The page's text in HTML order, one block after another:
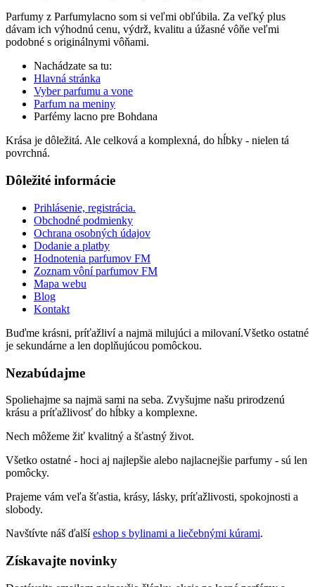
Parfumy z Parfumylacno som si veľmi obľúbila. Za veľký plus
dávam ich výhodnú cenu, výdrž, kvalitu a úžasné vôňe veľmi
podobné s originálnymi vôňami.
Nachádzate sa tu:
Hlavná stránka
Vyber parfumu a vone
Parfum na meniny
Parfémy lacno pre Bohdana
Krása je dôležitá. Ale celková a komplexná, do hĺbky - nielen tá
povrchná.
Dôležité informácie
Prihlásenie, registrácia.
Obchodné podmienky
Ochrana osobných údajov
Dodanie a platby
Hodnotenia parfumov FM
Zoznam vôní parfumov FM
Mapa webu
Blog
Kontakt
Buďme krásni, príťažliví a najmä milujúci a milovaní.Všetko ostatné
je sekundárne a len doplňujúcou pomôckou.
Nezabúdajme
Spoliehajme sa najmä sami na seba. Zvyšujme našu prirodzenú
krásu a príťažlivosť do hĺbky a komplexne.
Nech môžeme žiť kvalitný a šťastný život.
Všetko ostatné - hoci aj najlepšie alebo najlacnejšie parfumy - sú len
pomôcky.
Prajeme vám veľa šťastia, krásy, lásky, príťažlivosti, spokojnosti a
slobody.
Navštívte náš ďalšíeshop s bylinami a liečebnými kúrami.
Získavajte novinky